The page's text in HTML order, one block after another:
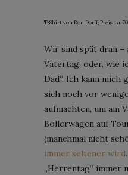
T-Shirt von Ron Dorff; Preis: ca.
Wir sind spät dran
Vatertag, oder, wie
Dad“. Ich kann mich
sich noch vor
aufmachten, um am
Bollerwagen auf
(manchmal nicht
immer seltener wird
„Herrentag“ immer